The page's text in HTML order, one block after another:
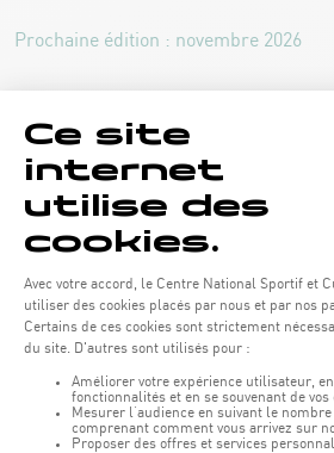
Prochaine édition : novembre 2026